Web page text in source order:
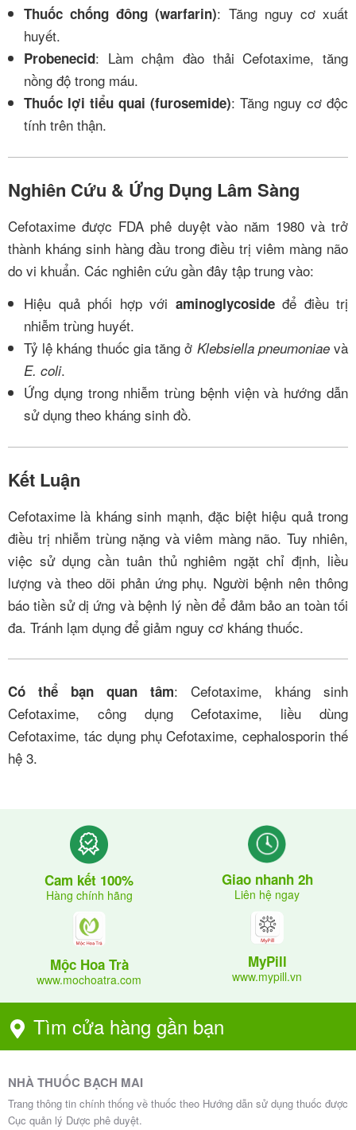
Thuốc chống đông (warfarin): Tăng nguy cơ xuất
huyết.
Probenecid: Làm chậm đào thải Cefotaxime, tăng
nồng độ trong máu.
Thuốc lợi tiểu quai (furosemide): Tăng nguy cơ độc
tính trên thận.
Nghiên Cứu & Ứng Dụng Lâm Sàng
Cefotaxime được FDA phê duyệt vào năm 1980 và trở
thành kháng sinh hàng đầu trong điều trị viêm màng não
do vi khuẩn. Các nghiên cứu gần đây tập trung vào:
Hiệu quả phối hợp với aminoglycosideđể điều trị
nhiễm trùng huyết.
Tỷ lệ kháng thuốc gia tăng ở Klebsiella pneumoniaevà
E. coli.
Ứng dụng trong nhiễm trùng bệnh viện và hướng dẫn
sử dụng theo kháng sinh đồ.
Kết Luận
Cefotaxime là kháng sinh mạnh, đặc biệt hiệu quả trong
điều trị nhiễm trùng nặng và viêm màng não. Tuy nhiên,
việc sử dụng cần tuân thủ nghiêm ngặt chỉ định, liều
lượng và theo dõi phản ứng phụ. Người bệnh nên thông
báo tiền sử dị ứng và bệnh lý nền để đảm bảo an toàn tối
đa. Tránh lạm dụng để giảm nguy cơ kháng thuốc.
Có thể bạn quan tâm: Cefotaxime, kháng sinh
Cefotaxime, công dụng Cefotaxime, liều dùng
Cefotaxime, tác dụng phụ Cefotaxime, cephalosporin thế
hệ 3.
Cam kết 100%
Hàng chính hãng
Giao nhanh 2h
Liên hệ ngay
Mộc Hoa Trà
www.mochoatra.com
MyPill
www.mypill.vn
Tìm cửa hàng gần bạn
NHÀ THUỐC BẠCH MAI
Trang thông tin chính thống về thuốc theo Hướng dẫn sử dụng thuốc được
Cục quản lý Dược phê duyệt.